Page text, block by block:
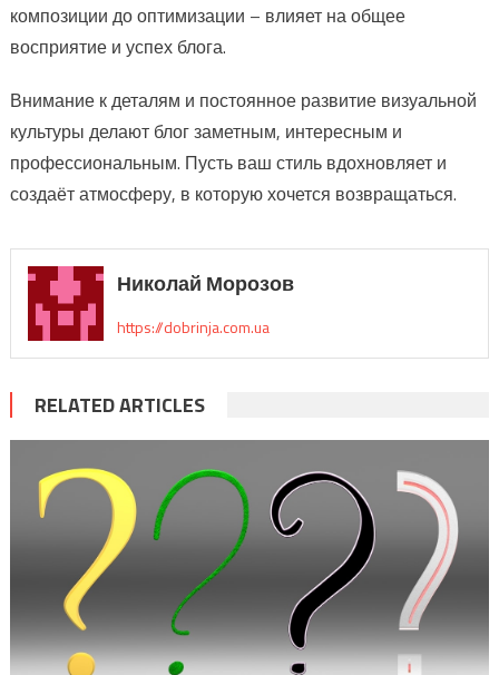
композиции до оптимизации – влияет на общее
восприятие и успех блога.
Внимание к деталям и постоянное развитие визуальной
культуры делают блог заметным, интересным и
профессиональным. Пусть ваш стиль вдохновляет и
создаёт атмосферу, в которую хочется возвращаться.
Николай Морозов
https://dobrinja.com.ua
RELATED ARTICLES